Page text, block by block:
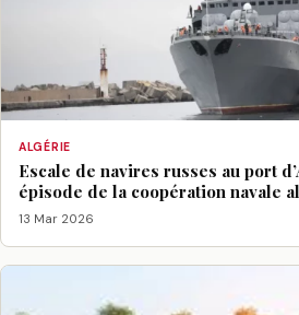
ALGÉRIE
Escale de navires russes au port
épisode de la coopération navale
13 Mar 2026